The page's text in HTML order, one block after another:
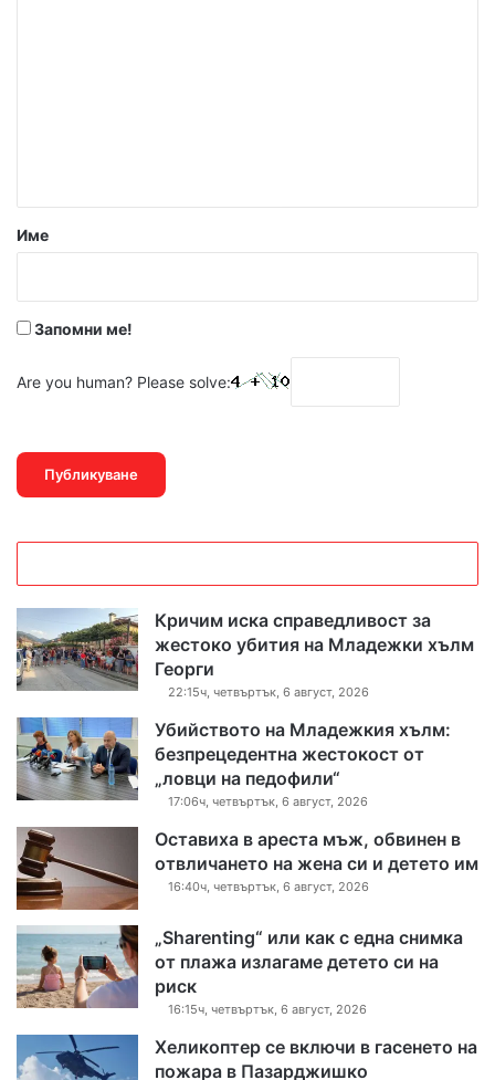
р
Име
Запомни ме!
Are you human? Please solve:
Кричим иска справедливост за
жестоко убития на Младежки хълм
Георги
22:15ч, четвъртък, 6 август, 2026
Убийството на Младежкия хълм:
безпрецедентна жестокост от
„ловци на педофили“
17:06ч, четвъртък, 6 август, 2026
Оставиха в ареста мъж, обвинен в
отвличането на жена си и детето им
16:40ч, четвъртък, 6 август, 2026
„Sharenting“ или как с една снимка
от плажа излагаме детето си на
риск
16:15ч, четвъртък, 6 август, 2026
Хеликоптер се включи в гасенето на
пожара в Пазарджишко